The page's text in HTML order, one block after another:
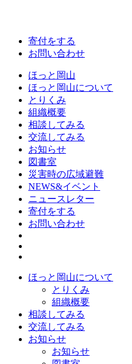
寄付をする
お問い合わせ
ほっと岡山
ほっと岡山について
とりくみ
組織概要
相談してみる
交流してみる
お知らせ
図書室
災害時の広域避難
NEWS&イベント
ニュースレター
寄付をする
お問い合わせ
ほっと岡山について
とりくみ
組織概要
相談してみる
交流してみる
お知らせ
お知らせ